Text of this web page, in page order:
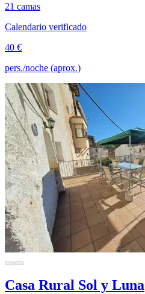
21 camas
Calendario verificado
40 €
pers./noche (aprox.)
Casa Rural Sol y Luna